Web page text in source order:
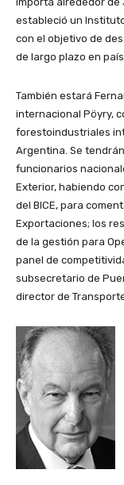
estableció un
con el objetivo de
de largo plazo en
También estará
internacional Pöyry,
forestoindustriales
Argentina. Se
funcionarios
Exterior, habiendo
del BICE, para
Exportaciones; los
de la gestión para
panel de
subsecretario de
director de